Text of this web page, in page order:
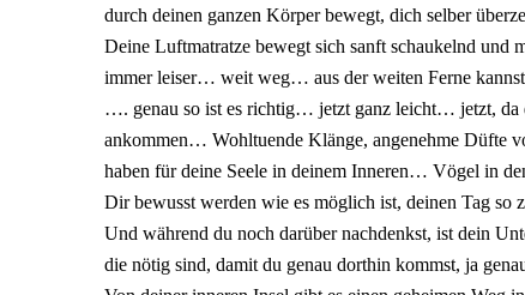
durch deinen ganzen Körper bewegt, dich selber
Deine Luftmatratze bewegt sich sanft schaukelnd
immer leiser… weit weg… aus der weiten Ferne
…. genau so ist es richtig… jetzt ganz leicht… jetzt, da
ankommen… Wohltuende Klänge, angenehme
haben für deine Seele in deinem Inneren… Vögel in
Dir bewusst werden wie es möglich ist, deinen Tag
Und während du noch darüber nachdenkst, ist dein
die nötig sind, damit du genau dorthin kommst, ja